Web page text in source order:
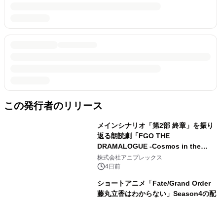
この発行者のリリース
メインシナリオ「第2部 終章」を振り
返る朗読劇「FGO THE
DRAMALOGUE -Cosmos in the
Lostbelt-」の開催が決定！
株式会社アニプレックス
4日前
ショートアニメ「Fate/Grand Order
藤丸立香はわからない」Season4の配